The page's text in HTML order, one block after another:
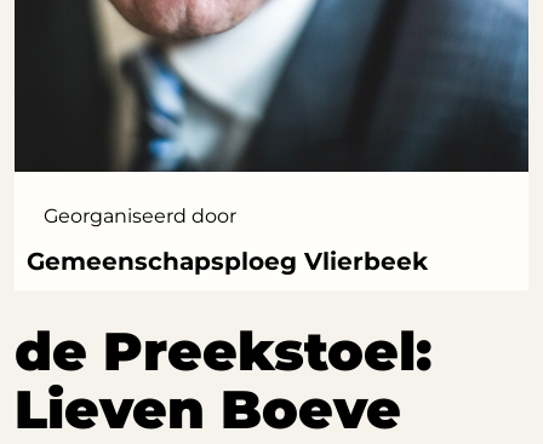
Georganiseerd door
Gemeenschapsploeg Vlierbeek
de Preekstoel:
Lieven Boeve